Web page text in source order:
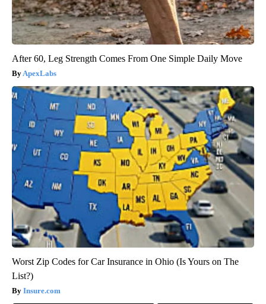
After 60, Leg Strength Comes From One Simple Daily Move
ApexLabs
Worst Zip Codes for Car Insurance in Ohio (Is Yours on The
List?)
Insure.com